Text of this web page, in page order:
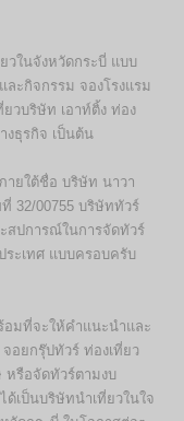
วในจังหวัดกระบี่ แบบ
ละกิจกรรม จองโรงแรม
วบริษัท เอาท์ติ้ง ท่อง
งธุรกิจ เป็นต้น
ายใต้ชื่อ บริษัท นาวา
32/00755 บริษัททัวร์
สปการณ์ในการจัดทัวร์
ระเทศ แบบครอบครับ
มที่จะให้คำแนะนำและ
อยกรุ๊ปทัวร์ ท่องเที่ยว
รือจัดทัวร์ตามงบ
ด้เป็นบริษัทนำเที่ยวในใจ